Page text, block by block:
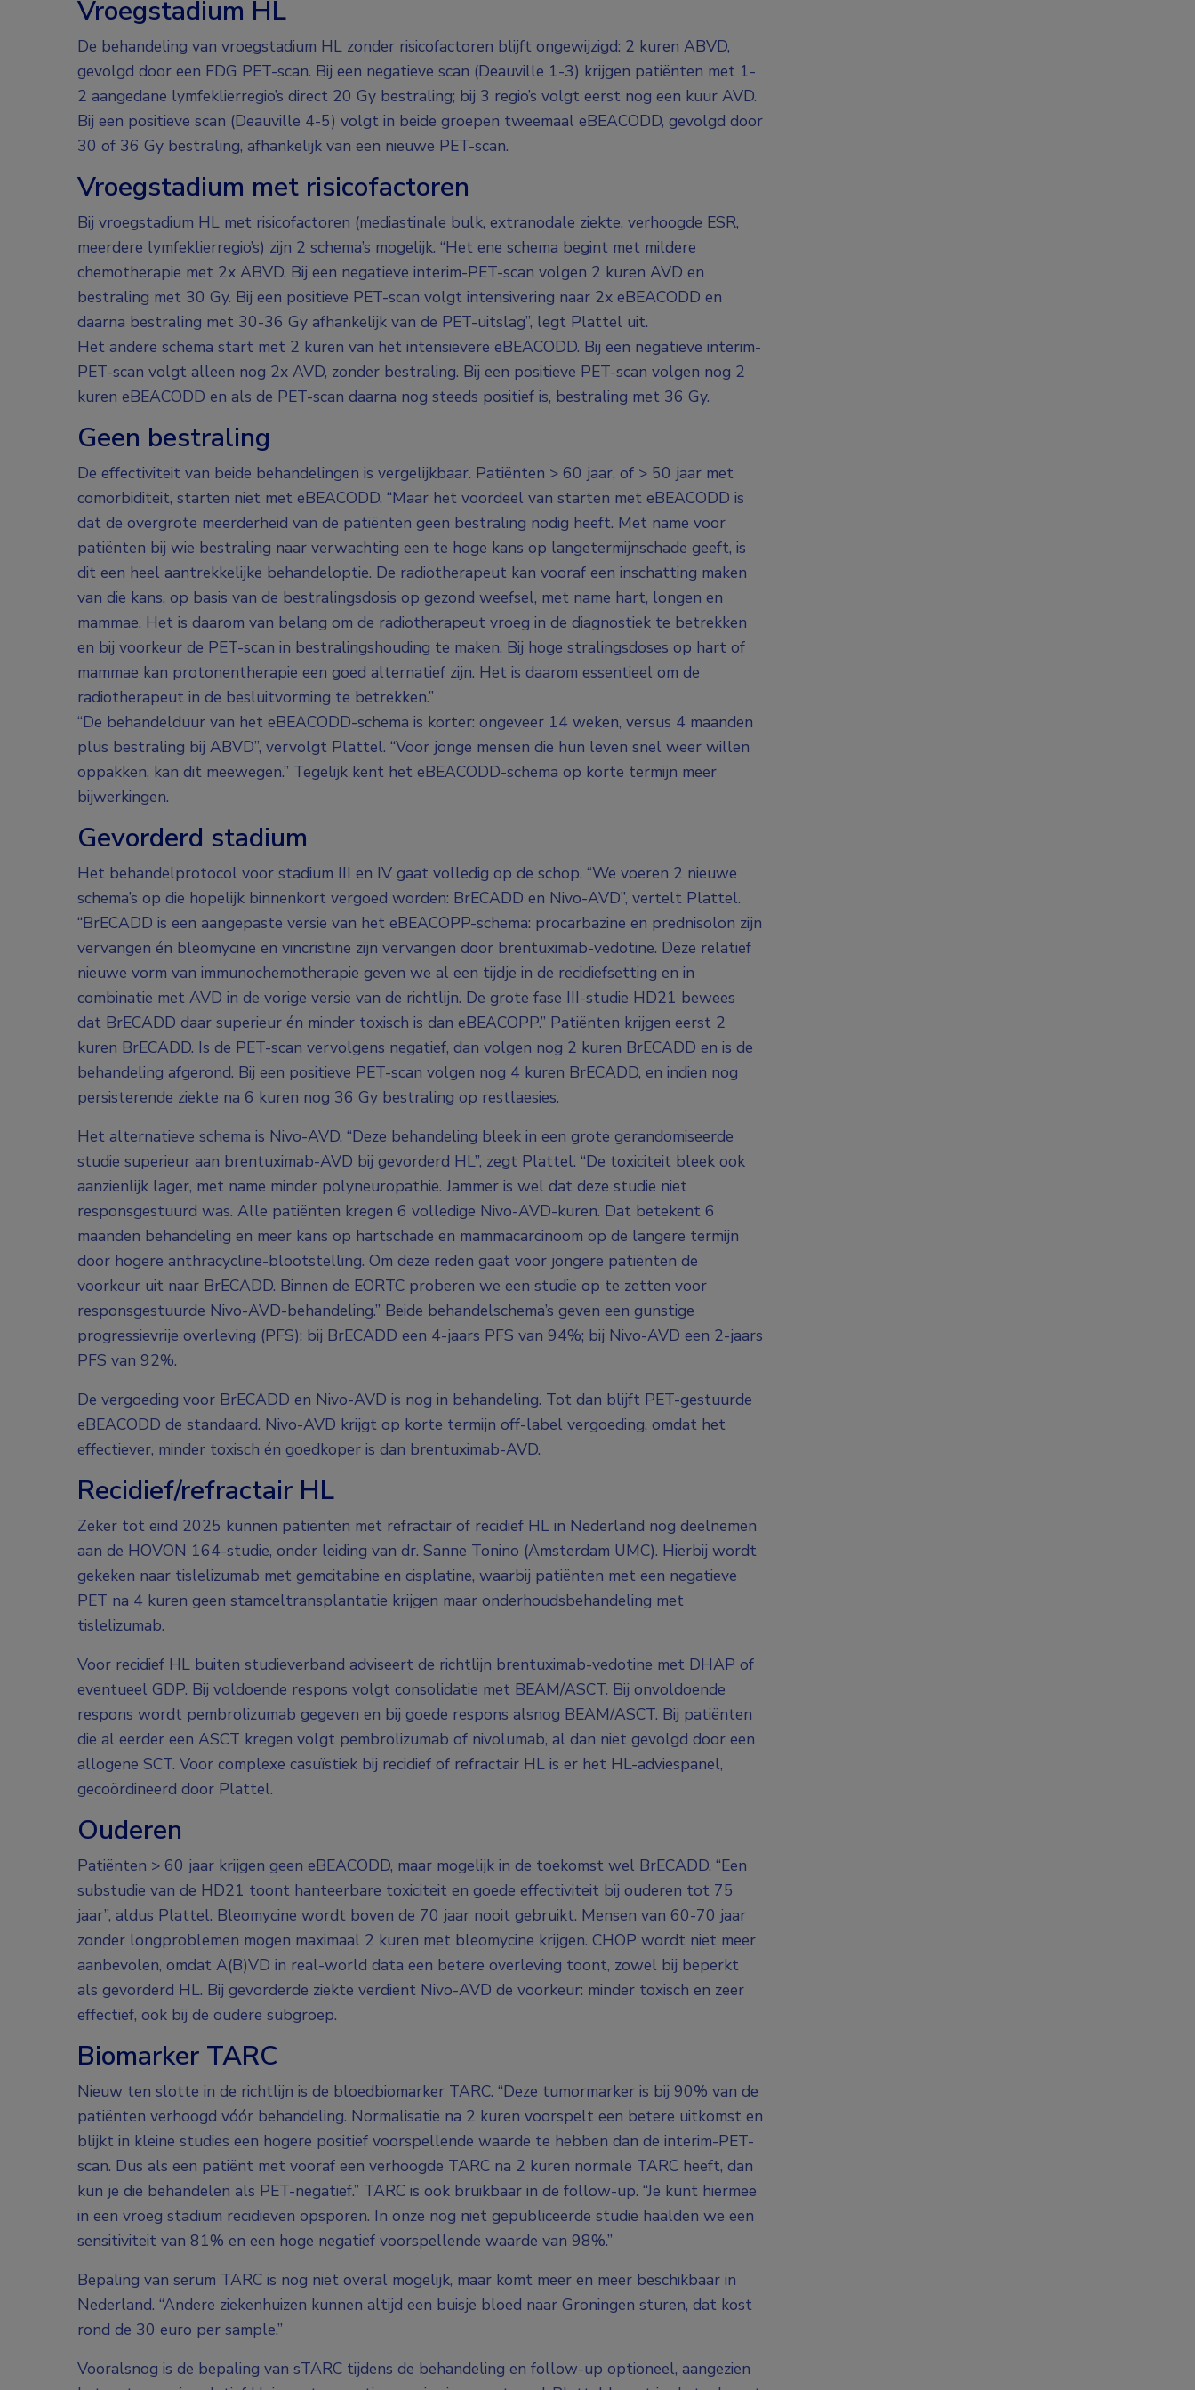
Vroegstadium HL
De behandeling van vroegstadium HL zonder risicofactoren blijft ongewijzigd: 2 kuren ABVD,
gevolgd door een FDG PET-scan. Bij een negatieve scan (Deauville 1-3) krijgen patiënten met 1-
2 aangedane lymfeklierregio’s direct 20 Gy bestraling; bij 3 regio’s volgt eerst nog een kuur AVD.
Bij een positieve scan (Deauville 4-5) volgt in beide groepen tweemaal eBEACODD, gevolgd door
30 of 36 Gy bestraling, afhankelijk van een nieuwe PET-scan.
Vroegstadium met risicofactoren
Bij vroegstadium HL met risicofactoren (mediastinale bulk, extranodale ziekte, verhoogde ESR,
meerdere lymfeklierregio’s) zijn 2 schema’s mogelijk. “Het ene schema begint met mildere
chemotherapie met 2x ABVD. Bij een negatieve interim-PET-scan volgen 2 kuren AVD en
bestraling met 30 Gy. Bij een positieve PET-scan volgt intensivering naar 2x eBEACODD en
daarna bestraling met 30-36 Gy afhankelijk van de PET-uitslag”, legt Plattel uit.
Het andere schema start met 2 kuren van het intensievere eBEACODD. Bij een negatieve interim-
PET-scan volgt alleen nog 2x AVD, zonder bestraling. Bij een positieve PET-scan volgen nog 2
kuren eBEACODD en als de PET-scan daarna nog steeds positief is, bestraling met 36 Gy.
Geen bestraling
De effectiviteit van beide behandelingen is vergelijkbaar. Patiënten > 60 jaar, of > 50 jaar met
comorbiditeit, starten niet met eBEACODD. “Maar het voordeel van starten met eBEACODD is
dat de overgrote meerderheid van de patiënten geen bestraling nodig heeft. Met name voor
patiënten bij wie bestraling naar verwachting een te hoge kans op langetermijnschade geeft, is
dit een heel aantrekkelijke behandeloptie. De radiotherapeut kan vooraf een inschatting maken
van die kans, op basis van de bestralingsdosis op gezond weefsel, met name hart, longen en
mammae. Het is daarom van belang om de radiotherapeut vroeg in de diagnostiek te betrekken
en bij voorkeur de PET-scan in bestralingshouding te maken. Bij hoge stralingsdoses op hart of
mammae kan protonentherapie een goed alternatief zijn. Het is daarom essentieel om de
radiotherapeut in de besluitvorming te betrekken.”
“De behandelduur van het eBEACODD-schema is korter: ongeveer 14 weken, versus 4 maanden
plus bestraling bij ABVD”, vervolgt Plattel. “Voor jonge mensen die hun leven snel weer willen
oppakken, kan dit meewegen.” Tegelijk kent het eBEACODD-schema op korte termijn meer
bijwerkingen.
Gevorderd stadium
Het behandelprotocol voor stadium III en IV gaat volledig op de schop. “We voeren 2 nieuwe
schema’s op die hopelijk binnenkort vergoed worden: BrECADD en Nivo-AVD”, vertelt Plattel.
“BrECADD is een aangepaste versie van het eBEACOPP-schema: procarbazine en prednisolon zijn
vervangen én bleomycine en vincristine zijn vervangen door brentuximab-vedotine. Deze relatief
nieuwe vorm van immunochemotherapie geven we al een tijdje in de recidiefsetting en in
combinatie met AVD in de vorige versie van de richtlijn. De grote fase III-studie HD21 bewees
dat BrECADD daar superieur én minder toxisch is dan eBEACOPP.” Patiënten krijgen eerst 2
kuren BrECADD. Is de PET-scan vervolgens negatief, dan volgen nog 2 kuren BrECADD en is de
behandeling afgerond. Bij een positieve PET-scan volgen nog 4 kuren BrECADD, en indien nog
persisterende ziekte na 6 kuren nog 36 Gy bestraling op restlaesies.
Het alternatieve schema is Nivo-AVD. “Deze behandeling bleek in een grote gerandomiseerde
studie superieur aan brentuximab-AVD bij gevorderd HL”, zegt Plattel. “De toxiciteit bleek ook
aanzienlijk lager, met name minder polyneuropathie. Jammer is wel dat deze studie niet
responsgestuurd was. Alle patiënten kregen 6 volledige Nivo-AVD-kuren. Dat betekent 6
maanden behandeling en meer kans op hartschade en mammacarcinoom op de langere termijn
door hogere anthracycline-blootstelling. Om deze reden gaat voor jongere patiënten de
voorkeur uit naar BrECADD. Binnen de EORTC proberen we een studie op te zetten voor
responsgestuurde Nivo-AVD-behandeling.” Beide behandelschema’s geven een gunstige
progressievrije overleving (PFS): bij BrECADD een 4-jaars PFS van 94%; bij Nivo-AVD een 2-jaars
PFS van 92%.
De vergoeding voor BrECADD en Nivo-AVD is nog in behandeling. Tot dan blijft PET-gestuurde
eBEACODD de standaard. Nivo-AVD krijgt op korte termijn off-label vergoeding, omdat het
effectiever, minder toxisch én goedkoper is dan brentuximab-AVD.
Recidief/refractair HL
Zeker tot eind 2025 kunnen patiënten met refractair of recidief HL in Nederland nog deelnemen
aan de HOVON 164-studie, onder leiding van dr. Sanne Tonino (Amsterdam UMC). Hierbij wordt
gekeken naar tislelizumab met gemcitabine en cisplatine, waarbij patiënten met een negatieve
PET na 4 kuren geen stamceltransplantatie krijgen maar onderhoudsbehandeling met
tislelizumab.
Voor recidief HL buiten studieverband adviseert de richtlijn brentuximab-vedotine met DHAP of
eventueel GDP. Bij voldoende respons volgt consolidatie met BEAM/ASCT. Bij onvoldoende
respons wordt pembrolizumab gegeven en bij goede respons alsnog BEAM/ASCT. Bij patiënten
die al eerder een ASCT kregen volgt pembrolizumab of nivolumab, al dan niet gevolgd door een
allogene SCT. Voor complexe casuïstiek bij recidief of refractair HL is er het HL-adviespanel,
gecoördineerd door Plattel.
Ouderen
Patiënten > 60 jaar krijgen geen eBEACODD, maar mogelijk in de toekomst wel BrECADD. “Een
substudie van de HD21 toont hanteerbare toxiciteit en goede effectiviteit bij ouderen tot 75
jaar”, aldus Plattel. Bleomycine wordt boven de 70 jaar nooit gebruikt. Mensen van 60-70 jaar
zonder longproblemen mogen maximaal 2 kuren met bleomycine krijgen. CHOP wordt niet meer
aanbevolen, omdat A(B)VD in real-world data een betere overleving toont, zowel bij beperkt
als gevorderd HL. Bij gevorderde ziekte verdient Nivo-AVD de voorkeur: minder toxisch en zeer
effectief, ook bij de oudere subgroep.
Biomarker TARC
Nieuw ten slotte in de richtlijn is de bloedbiomarker TARC. “Deze tumormarker is bij 90% van de
patiënten verhoogd vóór behandeling. Normalisatie na 2 kuren voorspelt een betere uitkomst en
blijkt in kleine studies een hogere positief voorspellende waarde te hebben dan de interim-PET-
scan. Dus als een patiënt met vooraf een verhoogde TARC na 2 kuren normale TARC heeft, dan
kun je die behandelen als PET-negatief.” TARC is ook bruikbaar in de follow-up. “Je kunt hiermee
in een vroeg stadium recidieven opsporen. In onze nog niet gepubliceerde studie haalden we een
sensitiviteit van 81% en een hoge negatief voorspellende waarde van 98%.”
Bepaling van serum TARC is nog niet overal mogelijk, maar komt meer en meer beschikbaar in
Nederland. “Andere ziekenhuizen kunnen altijd een buisje bloed naar Groningen sturen, dat kost
rond de 30 euro per sample.”
Vooralsnog is de bepaling van sTARC tijdens de behandeling en follow-up optioneel, aangezien